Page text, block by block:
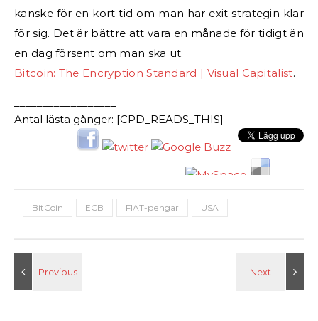
kanske för en kort tid om man har exit strategin klar
för sig. Det är bättre att vara en månade för tidigt än
en dag försent om man ska ut.
Bitcoin: The Encryption Standard | Visual Capitalist.
Antal lästa gånger: [CPD_READS_THIS]
BitCoin ECB FIAT-pengar USA